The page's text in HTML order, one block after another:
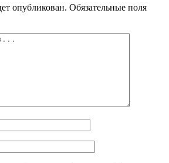
опубликован. Обязательные поля